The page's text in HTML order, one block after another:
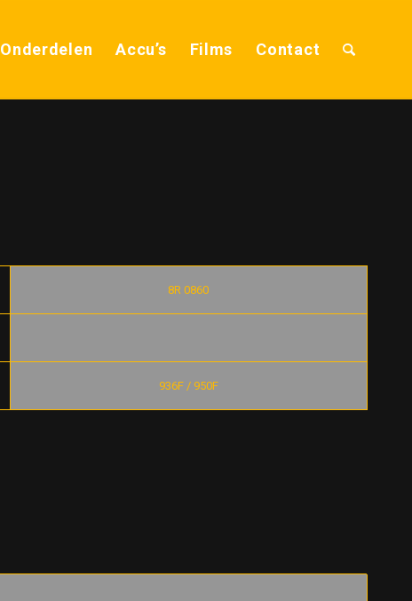
Onderdelen Accu’s Films Contact
8R 0860
936F / 950F